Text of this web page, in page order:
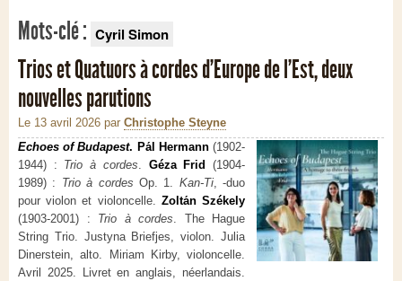
Mots-clé : Cyril Simon
Trios et Quatuors à cordes d’Europe de l’Est, deux
nouvelles parutions
Le 13 avril 2026 par Christophe Steyne
Echoes of Budapest. Pа́l Hermann(1902-
1944) : Trio à cordes. Géza Frid
(1904-
1989) : Trio à cordes Op. 1. Kan-Ti, -duo
pour violon et violoncelle. Zoltа́n Székely
(1903-2001) : Trio à cordes. The Hague
String Trio. Justyna Briefjes, violon. Julia
Dinerstein, alto. Miriam Kirby, violoncelle.
Avril 2025. Livret en anglais, néerlandais.